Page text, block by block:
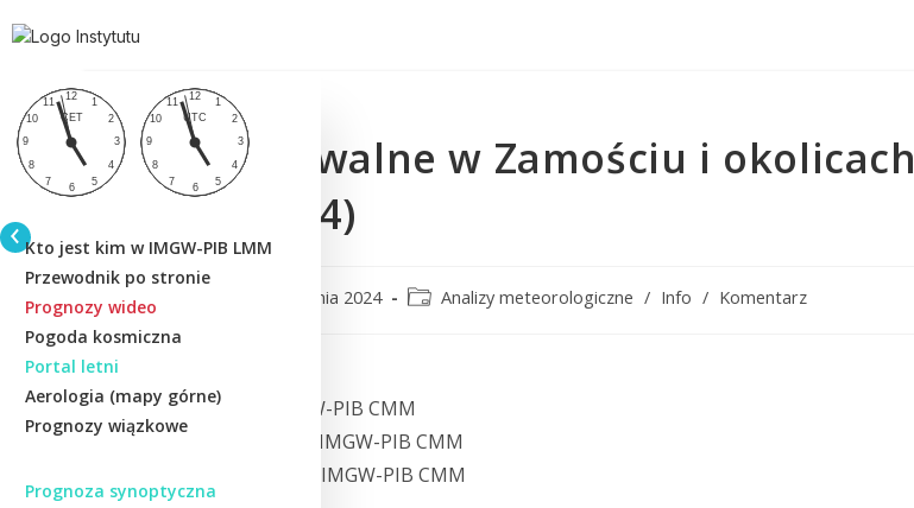
Kto jest kim w IMGW-PIB LMM
Przewodnik po stronie
Prognozy wideo
Pogoda kosmiczna
Portal letni
Aerologia (mapy górne)
Prognozy wiązkowe
Prognoza synoptyczna
Opady nawalne w Zamościu i okolicach
(21.08.2024)
23 sierpnia 2024 Analizy meteorologiczne / Info / Komentarz
dr Natalia Pilguj, IMGW-PIB CMM
mgr Artur Surowiecki, IMGW-PIB CMM
mgr inż. Piotr Szuster, IMGW-PIB CMM